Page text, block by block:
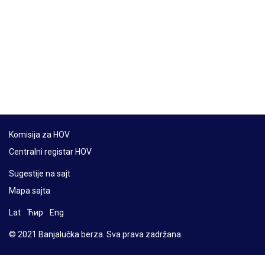
Komisija za HOV
Centralni registar HOV
Sugestije na sajt
Mapa sajta
Lat Ћир Eng
© 2021 Banjalučka berza. Sva prava zadržana.